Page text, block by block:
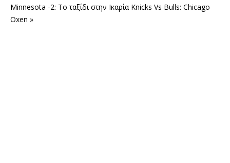
Minnesota -2: Το ταξίδι στην Ικαρία Knicks Vs Bulls: Chicago
Oxen »